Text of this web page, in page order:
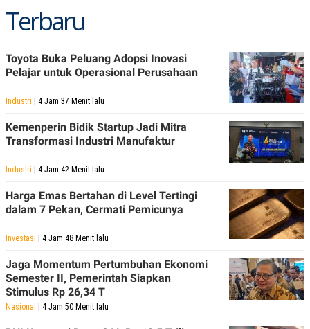
Terbaru
Toyota Buka Peluang Adopsi Inovasi
Pelajar untuk Operasional Perusahaan
Industri | 4 Jam 37 Menit lalu
Kemenperin Bidik Startup Jadi Mitra
Transformasi Industri Manufaktur
Industri | 4 Jam 42 Menit lalu
Harga Emas Bertahan di Level Tertingi
dalam 7 Pekan, Cermati Pemicunya
Investasi | 4 Jam 48 Menit lalu
Jaga Momentum Pertumbuhan Ekonomi
Semester II, Pemerintah Siapkan
Stimulus Rp 26,34 T
Nasional | 4 Jam 50 Menit lalu